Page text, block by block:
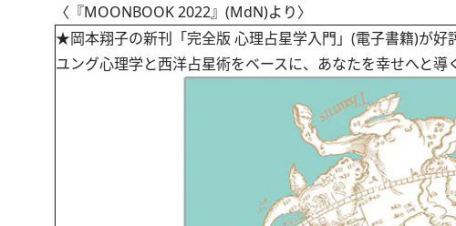
〈『MOONBOOK 2022』(MdN)より〉
★岡本翔子の新刊「完全版 心理占星学入門」(電子書籍)が好
ユング心理学と西洋占星術をベースに、あなたを幸せへと導